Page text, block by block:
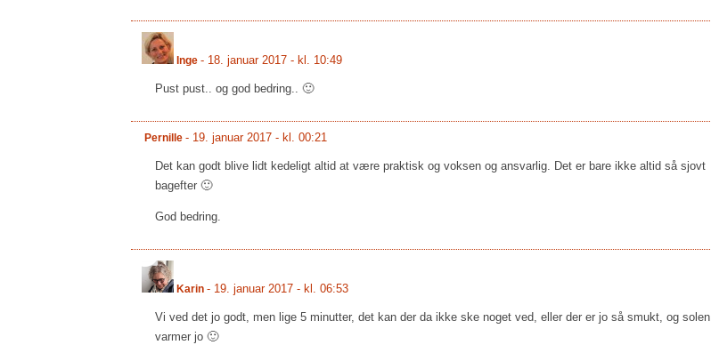
Inge - 18. januar 2017 - kl. 10:49
Pust pust.. og god bedring.. 🙂
Pernille - 19. januar 2017 - kl. 00:21
Det kan godt blive lidt kedeligt altid at være praktisk og voksen og ansvarlig. Det er bare ikke altid så sjovt
bagefter 🙂
God bedring.
Karin - 19. januar 2017 - kl. 06:53
Vi ved det jo godt, men lige 5 minutter, det kan der da ikke ske noget ved, eller der er jo så smukt, og solen
varmer jo 🙂